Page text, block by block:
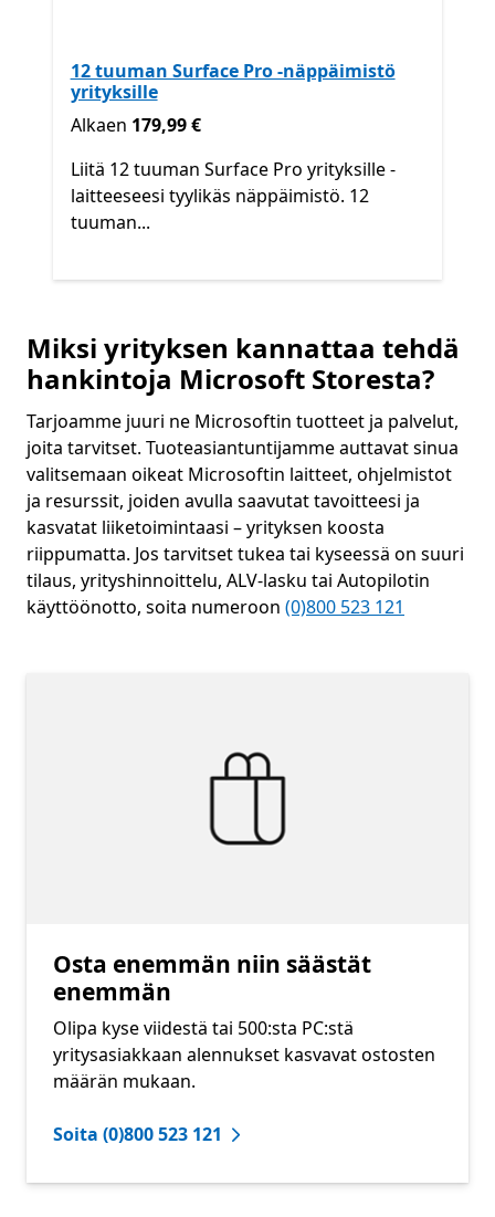
12 tuuman Surface Pro -näppäimistö
yrityksille
Alkaen 179,99 €
Alkaen 179,99 €
Liitä 12 tuuman Surface Pro yrityksille -
laitteeseesi tyylikäs näppäimistö. 12
tuuman...
Takaisin Seuraava- ja Edellinen-valintaan
LoppuOsta muita tuotteita
Miksi yrityksen kannattaa tehdä
hankintoja Microsoft Storesta?
Tarjoamme juuri ne Microsoftin tuotteet ja palvelut,
joita tarvitset. Tuoteasiantuntijamme auttavat sinua
valitsemaan oikeat Microsoftin laitteet, ohjelmistot
ja resurssit, joiden avulla saavutat tavoitteesi ja
kasvatat liiketoimintaasi – yrityksen koosta
riippumatta. Jos tarvitset tukea tai kyseessä on suuri
tilaus, yrityshinnoittelu, ALV-lasku tai Autopilotin
käyttöönotto, soita numeroon (0)800 523 121
Osta enemmän niin säästät
enemmän
Olipa kyse viidestä tai 500:sta PC:stä
yritysasiakkaan alennukset kasvavat ostosten
määrän mukaan.
Soita (0)800 523 121